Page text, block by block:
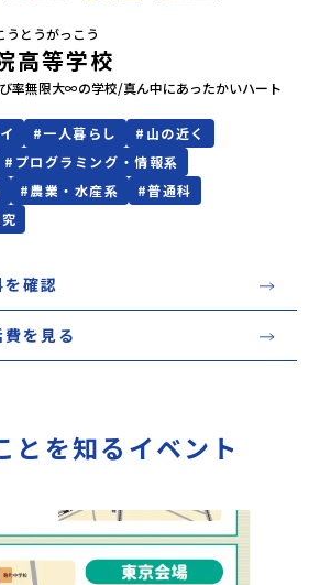
うとうがっこう
高等学校
率無限大∞の学校/真ん中にあったかいハート
#一人暮らし # 山の近く
# プログラミング・情報系
#農業・水産系 #普通科
確認
を見る
とを知るイベント